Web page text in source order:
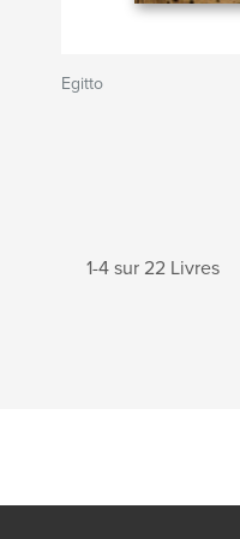
Egitto
1-4 sur 22 Livres